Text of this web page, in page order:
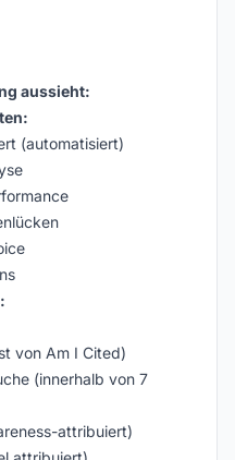
aussieht:
(automatisiert)
von Am I Cited)
(innerhalb von 7
attribuiert)